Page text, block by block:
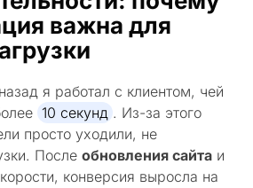
важна для
я работал с клиентом, чей
10 секунд . Из-за этого
просто уходили, не
После обновления сайта и
конверсия выросла на